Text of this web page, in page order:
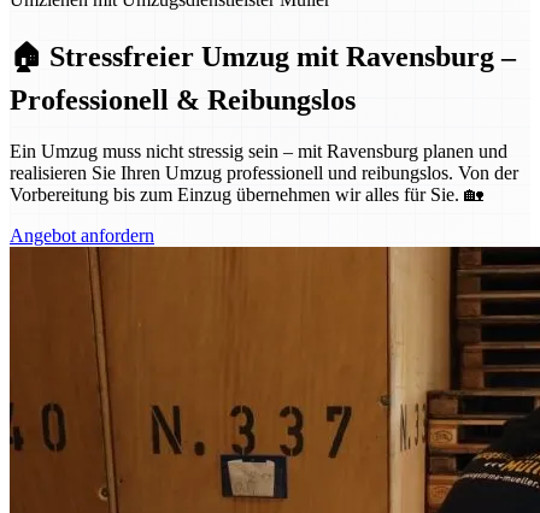
🏠 Stressfreier Umzug mit Ravensburg –
Professionell & Reibungslos
Ein Umzug muss nicht stressig sein – mit Ravensburg planen und
realisieren Sie Ihren Umzug professionell und reibungslos. Von der
Vorbereitung bis zum Einzug übernehmen wir alles für Sie. 🏡
Angebot anfordern